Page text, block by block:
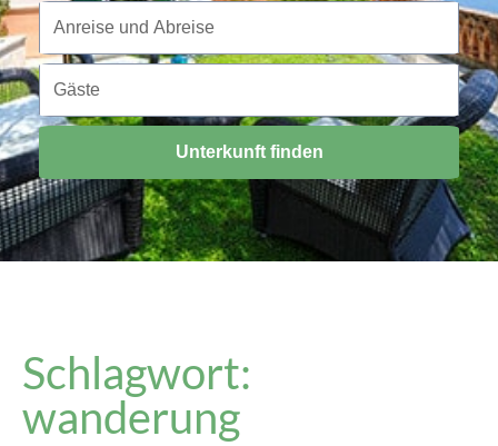
Reisezeitraum
Anreise und Abreise
Gäste
Gäste
Unterkunft finden
Schlagwort:
wanderung